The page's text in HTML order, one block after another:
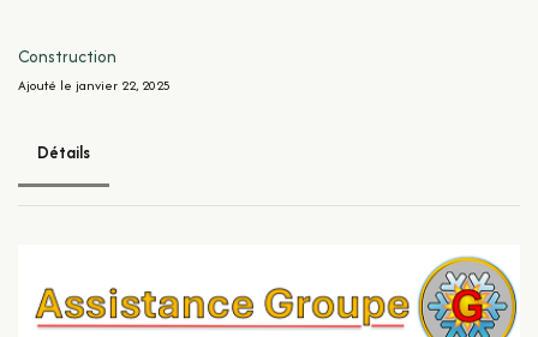
Construction
Ajouté le janvier 22, 2025
Détails